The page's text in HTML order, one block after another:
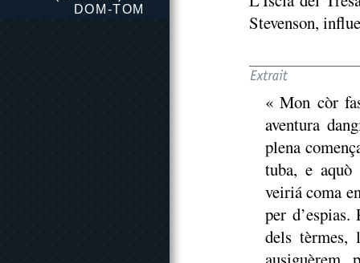
DOM-TOM
Stevenson,
« Mon còr
aventura
plena
tuba, e aquò
veiriá coma
per
dels tèrmes,